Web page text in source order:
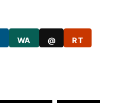
WA @ RT